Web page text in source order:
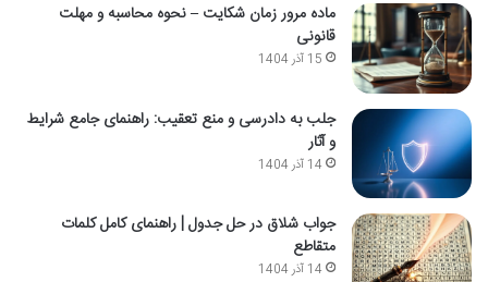
ماده مرور زمان شکایت – نحوه محاسبه و مهلت
قانونی
15 آذر 1404
جلب به دادرسی و منع تعقیب: راهنمای جامع شرایط
و آثار
14 آذر 1404
جواب شلاق در حل جدول | راهنمای کامل کلمات
متقاطع
14 آذر 1404